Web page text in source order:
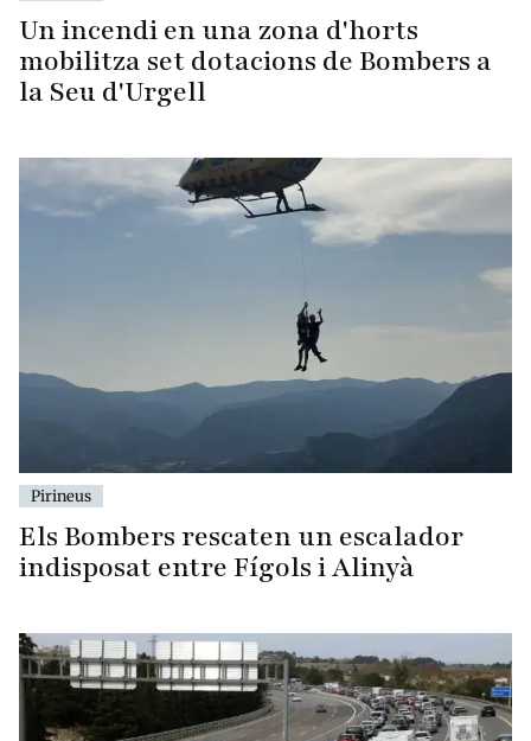
Un incendi en una zona d'horts
mobilitza set dotacions de Bombers a
la Seu d'Urgell
Pirineus
Els Bombers rescaten un escalador
indisposat entre Fígols i Alinyà